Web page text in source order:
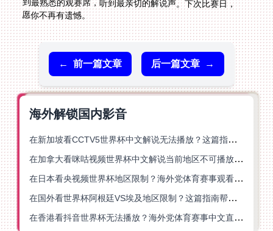
愿你不再有遗憾。
← 前一篇文章 后一篇文章 →
海外解锁国内影音
在新加坡看CCTV5世界杯中文解说无法播放？这篇指南帮你解锁海外体育直播自由
在加拿大看咪咕视频世界杯中文解说当前地区不可播放？这篇指南帮你一键解决
在日本看央视频世界杯地区限制？海外党体育赛事观看终极指南
在国外看世界杯阿根廷VS埃及地区限制？这篇指南帮你搞定中文直播+解说
在香港看抖音世界杯无法播放？海外党体育赛事中文直播终极指南